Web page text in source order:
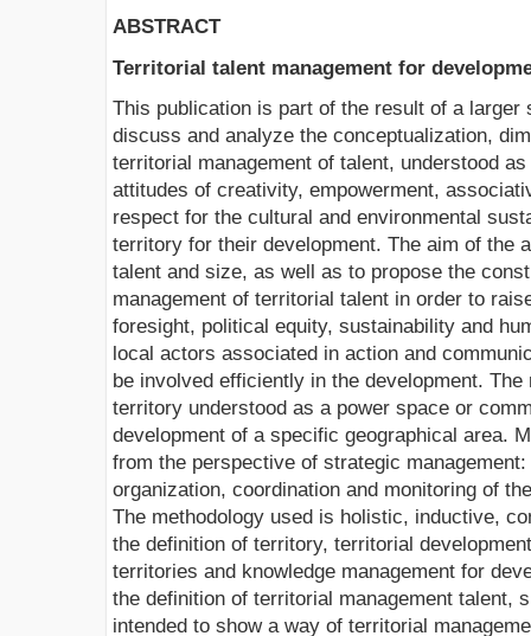
ABSTRACT
Territorial talent management for
This publication is part of the result of a
discuss and analyze the conceptualization,
territorial management of talent, understood
attitudes of creativity, empowerment,
respect for the cultural and environmental
territory for their development. The aim of the
talent and size, as well as to propose the
management of territorial talent in order to
foresight, political equity, sustainability and
local actors associated in action and
be involved efficiently in the development.
territory understood as a power space or
development of a specific geographical area.
from the perspective of strategic
organization, coordination and monitoring of
The methodology used is holistic, inductive,
the definition of territory, territorial
territories and knowledge management for
the definition of territorial management talent,
intended to show a way of territorial